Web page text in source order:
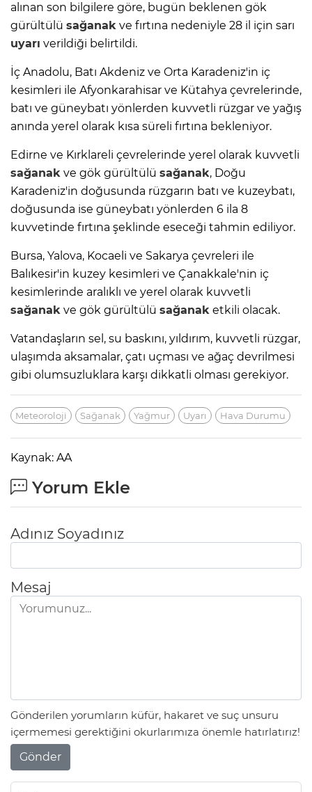
alınan son bilgilere göre, bugün beklenen gök
gürültülü sağanak ve fırtına nedeniyle 28 il için sarı
uyarı verildiği belirtildi.
İç Anadolu, Batı Akdeniz ve Orta Karadeniz'in iç
kesimleri ile Afyonkarahisar ve Kütahya çevrelerinde,
batı ve güneybatı yönlerden kuvvetli rüzgar ve yağış
anında yerel olarak kısa süreli fırtına bekleniyor.
Edirne ve Kırklareli çevrelerinde yerel olarak kuvvetli
sağanak ve gök gürültülü sağanak, Doğu
Karadeniz'in doğusunda rüzgarın batı ve kuzeybatı,
doğusunda ise güneybatı yönlerden 6 ila 8
kuvvetinde fırtına şeklinde eseceği tahmin ediliyor.
Bursa, Yalova, Kocaeli ve Sakarya çevreleri ile
Balıkesir'in kuzey kesimleri ve Çanakkale'nin iç
kesimlerinde aralıklı ve yerel olarak kuvvetli
sağanak ve gök gürültülü sağanak etkili olacak.
Vatandaşların sel, su baskını, yıldırım, kuvvetli rüzgar,
ulaşımda aksamalar, çatı uçması ve ağaç devrilmesi
gibi olumsuzluklara karşı dikkatli olması gerekiyor.
Meteoroloji Sağanak Yağmur Uyarı Hava Durumu
Kaynak: AA
Yorum Ekle
Adınız Soyadınız
Mesaj
Gönderilen yorumların küfür, hakaret ve suç unsuru
içermemesi gerektiğini okurlarımıza önemle hatırlatırız!
Gönder